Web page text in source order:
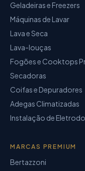
Geladeiras e Freezers
Máquinas de Lavar
Lava e Seca
Lava-louças
Fogões e Cooktops
Secadoras
Coifas e Depuradores
Adegas Climatizadas
Instalação de
MARCAS PREMIUM
Bertazzoni